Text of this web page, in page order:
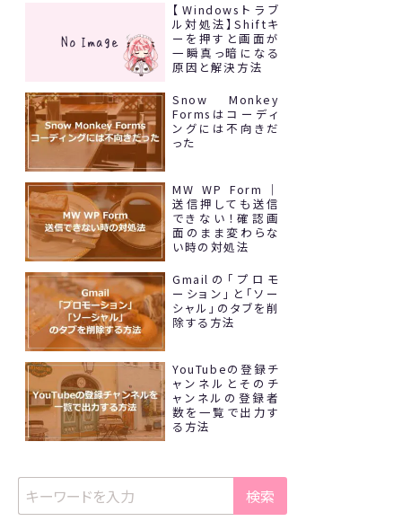
【Windowsトラブ
ル対処法】Shiftキ
ーを押すと画面が
一瞬真っ暗になる
原因と解決方法
Snow Monkey
Formsはコーディ
ングには不向きだ
った
MW WP Form｜
送信押しても送信
できない！確認画
面のまま変わらな
い時の対処法
Gmailの「プロモ
ーション」と「ソー
シャル」のタブを削
除する方法
YouTubeの登録チ
ャンネルとそのチ
ャンネルの登録者
数を一覧で出力す
る方法
検索